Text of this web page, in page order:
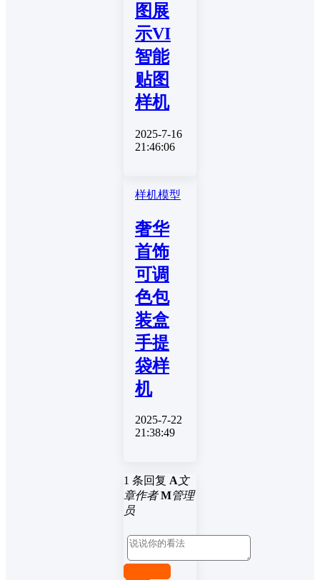
图展
示VI
智能
贴图
样机
2025-7-16
21:46:06
样机模型
奢华
首饰
可调
色包
装盒
手提
袋样
机
2025-7-22
21:38:49
1 条回复 A文
章作者 M管理
员